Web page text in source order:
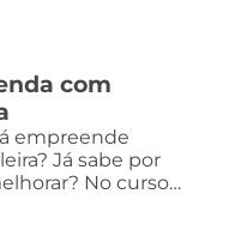
com
empreende
Já sabe por
No curso…